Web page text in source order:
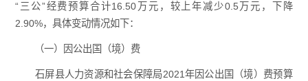
“三公”经费预算合计16.50万元，较上年减少0.5万元，下降
2.90%，具体变动情况如下：
（一）因公出国（境）费
石屏县人力资源和社会保障局2021年因公出国（境）费预算